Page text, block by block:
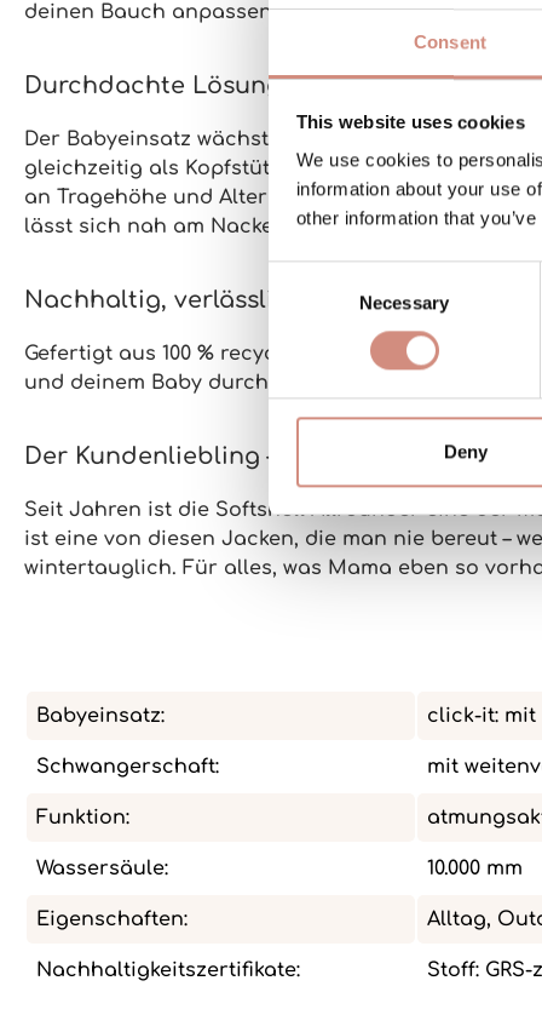
Consent
This website uses cookies
We use cookies to
information about your use
other information that
Necessary
Deny
deinen Bauch anpassen – für perfekten Sitz in
Durchdachte Lösungen von Mamas für
Der Babyeinsatz wächst flexibel mit deinem Baby
gleichzeitig als Kopfstütze , wenn dein Baby
an Tragehöhe und Alter deines Babys anpassen.
lässt sich nah am Nacken fixieren. So hat dein
Nachhaltig, verlässlich, gemacht für
Gefertigt aus 100 % recyceltem Polyester, frei von
und deinem Baby durchdachten Schutz – und
Der Kundenliebling – jetzt noch besser
Seit Jahren ist die Softshell Allroundereine der
ist eine von diesen Jacken, die man nie bereut –
wintertauglich. Für alles, was Mama eben so
Babyeinsatz: click-it: mit
Schwangerschaft: mit
Funktion:
Wassersäule: 10.000 mm
Eigenschaften: Alltag,
Nachhaltigkeitszertifikate: Stoff: